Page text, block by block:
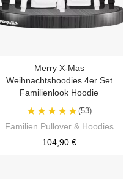
Merry X-Mas
Weihnachtshoodies 4er Set
Familienlook Hoodie
★★★★★(53)
Familien Pullover & Hoodies
104,90 €